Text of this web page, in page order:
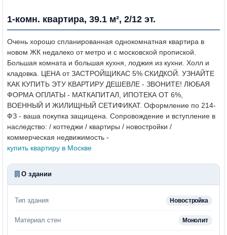
1-комн. квартира, 39.1 м², 2/12 эт.
Очень хорошо спланированная однокомнатная квартира в
новом ЖК недалеко от метро и с московской пропиской.
Большая комната и большая кухня, лоджия из кухни. Холл и
кладовка.
ЦЕНА от ЗАСТРОЙЩИКАС 5% СКИДКОЙ. УЗНАЙТЕ
КАК КУПИТЬ ЭТУ КВАРТИРУ ДЕШЕВЛЕ - ЗВОНИТЕ! ЛЮБАЯ
ФОРМА ОПЛАТЫ - МАТКАПИТАЛ, ИПОТЕКА ОТ 6%,
ВОЕННЫЙ И ЖИЛИЩНЫЙ СЕТИФИКАТ. Оформление по 214-
ФЗ - ваша покупка защищена. Сопровождение и вступление в
наследство: / коттеджи / квартиры / новостройки /
коммерческая недвижимость -
купить квартиру в Москве
О здании
Тип здания Новостройка
Материал стен Монолит